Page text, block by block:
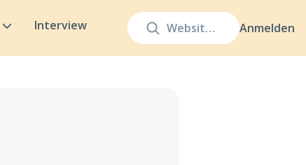
Anmelden
Interview